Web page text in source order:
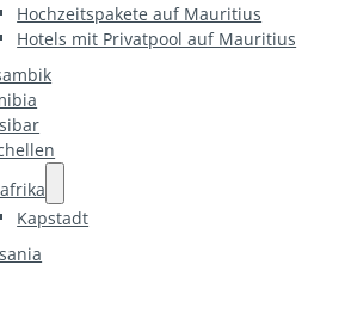
Hochzeitspakete auf Mauritius
Hotels mit Privatpool auf Mauritius
Kapstadt